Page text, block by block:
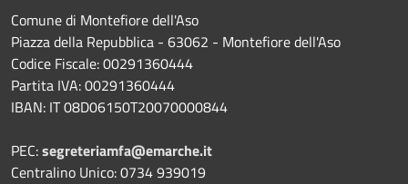
Comune di Montefiore dell'Aso
Piazza della Repubblica - 63062 - Montefiore dell'Aso
Codice Fiscale: 00291360444
Partita IVA: 00291360444
IBAN: IT 08D06150T20070000844
PEC:segreteriamfa@emarche.it
Centralino Unico: 0734 939019